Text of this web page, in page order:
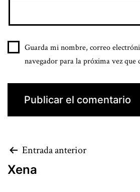
Guarda mi nombre, correo
navegador para la próxima vez que
Entrada anterior
Xena